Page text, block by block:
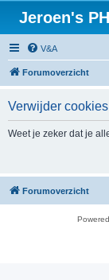
Jeroen's
V&A
Forumoverzicht
Verwijder cookies
Weet je zeker dat je
Forumoverzicht